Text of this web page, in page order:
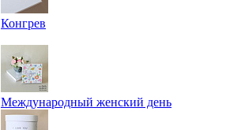
Конгрев
Международный женский день